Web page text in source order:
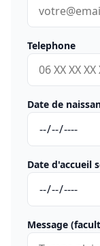
Telephone
Date de
Date d'accueil
Message